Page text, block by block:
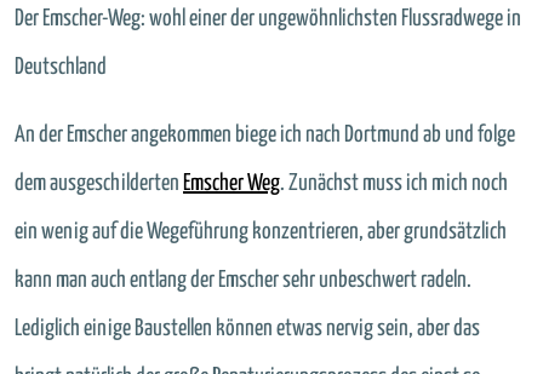
Der Emscher-Weg: wohl einer der ungewöhnlichsten Flussradwege in
Deutschland
An der Emscher angekommen biege ich nach Dortmund ab und folge
dem ausgeschilderten Emscher Weg. Zunächst muss ich mich noch
ein wenig auf die Wegeführung konzentrieren, aber grundsätzlich
kann man auch entlang der Emscher sehr unbeschwert radeln.
Lediglich einige Baustellen können etwas nervig sein, aber das